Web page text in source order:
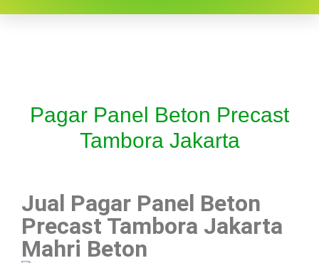
Pagar Panel Beton Precast
Tambora Jakarta
Jual Pagar Panel Beton
Precast Tambora Jakarta
Mahri Beton